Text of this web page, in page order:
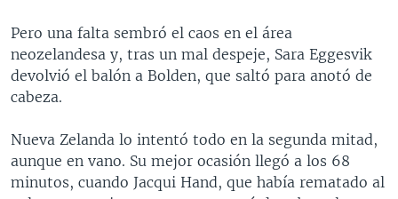
Pero una falta sembró el caos en el área
neozelandesa y, tras un mal despeje, Sara Eggesvik
devolvió el balón a Bolden, que saltó para anotó de
cabeza.
Nueva Zelanda lo intentó todo en la segunda mitad,
aunque en vano. Su mejor ocasión llegó a los 68
minutos, cuando Jacqui Hand, que había rematado al